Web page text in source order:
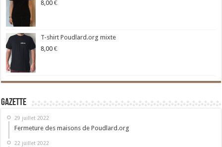
8,00 €
T-shirt Poudlard.org mixte
8,00 €
Gazette
29 juillet 2022
Fermeture des maisons de Poudlard.org
22 juillet 2022